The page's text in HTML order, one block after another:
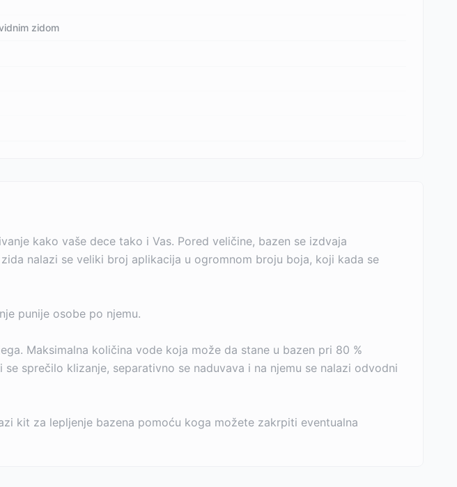
zidom
kako vaše dece tako i Vas. Pored veličine, bazen se izdvaja
nalazi se veliki broj aplikacija u ogromnom broju boja, koji kada se
punije osobe po njemu.
Maksimalna količina vode koja može da stane u bazen pri 80 %
sprečilo klizanje, separativno se naduvava i na njemu se nalazi odvodni
kit za lepljenje bazena pomoću koga možete zakrpiti eventualna